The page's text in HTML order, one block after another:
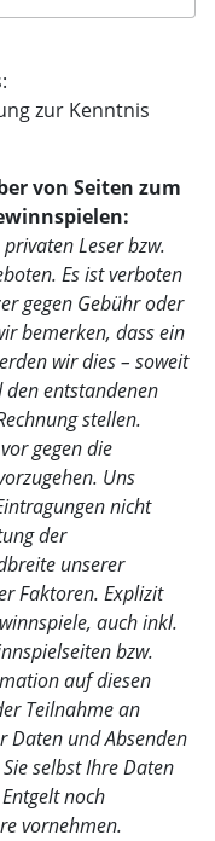
zur Kenntnis
von Seiten zum
Leser bzw.
Es ist verboten
gegen Gebühr oder
bemerken, dass ein
wir dies – soweit
entstandenen
stellen.
gegen die
Uns
nicht
der
unserer
Faktoren. Explizit
auch inkl.
bzw.
auf diesen
Teilnahme an
Daten und Absenden
selbst Ihre Daten
noch
vornehmen.